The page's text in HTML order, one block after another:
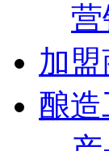
加盟
酿